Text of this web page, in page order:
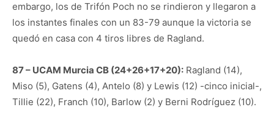
embargo, los de Trifón Poch no se rindieron y llegaron a
los instantes finales con un 83-79 aunque la victoria se
quedó en casa con 4 tiros libres de Ragland.
87 – UCAM Murcia CB (24+26+17+20): Ragland (14),
Miso (5), Gatens (4), Antelo (8) y Lewis (12) -cinco inicial-,
Tillie (22), Franch (10), Barlow (2) y Berni Rodríguez (10).